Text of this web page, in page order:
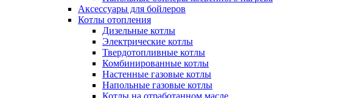
Аксессуары для бойлеров
Котлы отопления
Дизельные котлы
Электрические котлы
Твердотопливные котлы
Комбинированные котлы
Настенные газовые котлы
Напольные газовые котлы